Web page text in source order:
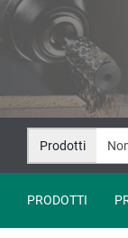
Salta
contenuto
Salta
navigazione
Prodotti
PRODOTTI